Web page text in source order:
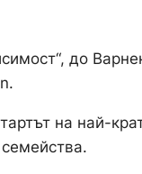
до
на най-